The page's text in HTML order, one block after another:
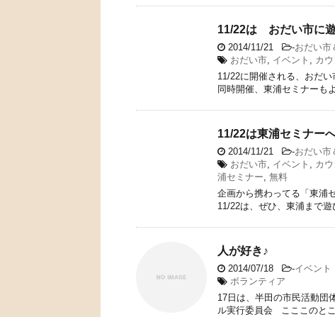
11/22は おだい市に
2014/11/21 -おだい市
おだい市, イベント , カ
11/22に開催される、おだい
同時開催、東浦セミナーも
11/22は東浦セミナー
2014/11/21 -おだい市
おだい市, イベント , カ
浦セミナー, 無料
企画から携わってる「東浦
11/22は、ぜひ、東浦まで
人が好き♪
2014/07/18 -イベント
ボランティア
17日は、半田の市民活動団
ル実行委員会 こここのと